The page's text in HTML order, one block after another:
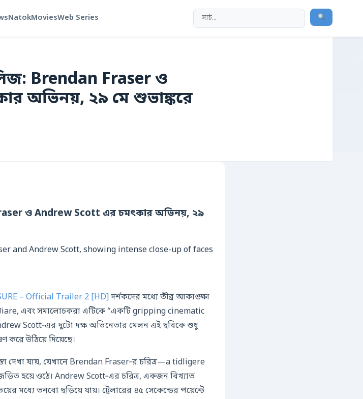
NatokMoviesWeb Series
Brendan Fraser ও
অভিনয়, ২৯ মে শুভাঙ্করে
ও Andrew Scott এর চমৎকার অভিনয়, ২৯
– Official Trailer 2 [HD] দর্শকদের মধ্যে তীব্র আকাঙ্ক্ষা
পiare, এবং সমালোচকরা এটিকে “একটি gripping cinematic
Scott‑এর দুটো দক্ষ অভিনেতার মেলন এই ছবিকে শুধু
করে উঠিয়ে দিয়েছে।
দেখা যায়, যেখানে Brendan Fraser‑র চরিত্র—a tidligere
হয়ে ওঠে। Andrew Scott‑এর চরিত্র, একজন বিখ্যাত
মধ্যে তনবো ছড়িয়ে যায়। ট্রেলারের ৪৫ সেকেন্ডের পয়েন্টে